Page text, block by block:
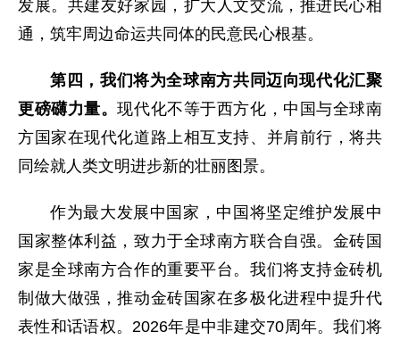
发展。共建友好家园，扩大人文交流，推进民心相
通，筑牢周边命运共同体的民意民心根基。
第四，我们将为全球南方共同迈向现代化汇聚
更磅礴力量。现代化不等于西方化，中国与全球南
方国家在现代化道路上相互支持、并肩前行，将共
同绘就人类文明进步新的壮丽图景。
作为最大发展中国家，中国将坚定维护发展中
国家整体利益，致力于全球南方联合自强。金砖国
家是全球南方合作的重要平台。我们将支持金砖机
制做大做强，推动金砖国家在多极化进程中提升代
表性和话语权。2026年是中非建交70周年。我们将